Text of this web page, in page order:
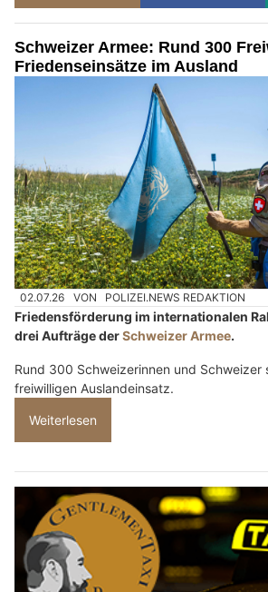
Schweizer Armee: Rund 300
Friedenseinsätze im Ausland
02.07.26 VON POLIZEI.NEWS REDAKTION
Friedensförderung im internationalen
drei Aufträge derSchweizer Armee.
Rund 300 Schweizerinnen und Schweizer
freiwilligen Auslandeinsatz.
Weiterlesen